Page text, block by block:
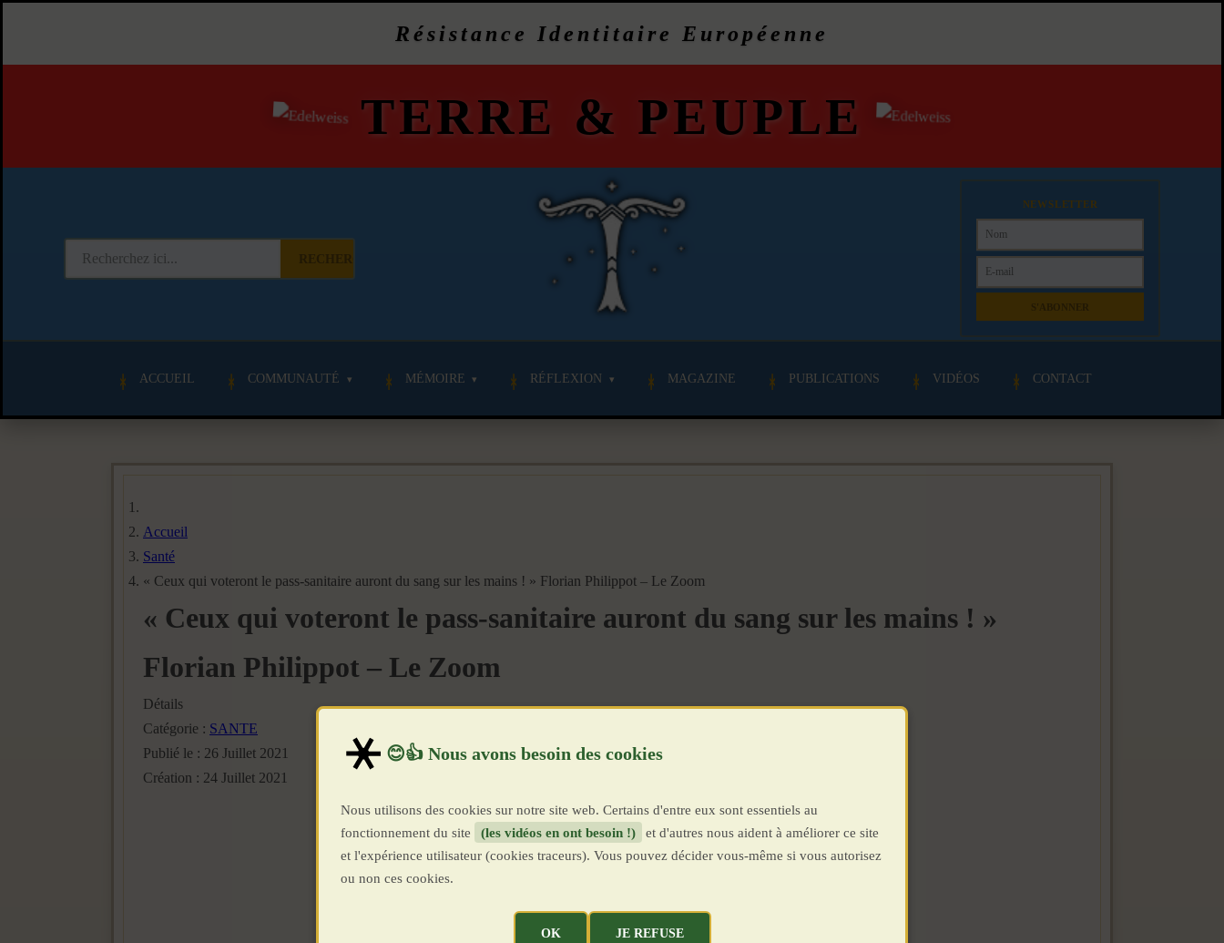
Résistance Identitaire Européenne
TERRE & PEUPLE
NEWSLETTER
ACCUEIL COMMUNAUTÉ MÉMOIRE RÉFLEXION MAGAZINE PUBLICATIONS VIDÉOS CONTACT
Accueil
Santé
« Ceux qui voteront le pass-sanitaire auront du sang sur les mains ! » Florian Philippot – Le Zoom
« Ceux qui voteront le pass-sanitaire auront du sang sur les mains ! »
Florian Philippot – Le Zoom
Détails
Catégorie : SANTE
Publié le : 26 Juillet 2021
Création : 24 Juillet 2021
Nous utilisons des cookies sur notre site web. Certains d'entre eux sont essentiels au
fonctionnement du site
(les vidéos en ont besoin !)
et d'autres nous aident à améliorer ce site
et l'expérience utilisateur (cookies traceurs). Vous pouvez décider vous-même si vous autorisez
ou non ces cookies.
OK JE REFUSE